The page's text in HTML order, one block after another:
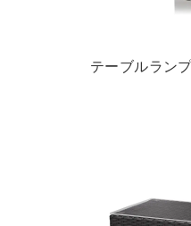
テーブルラン